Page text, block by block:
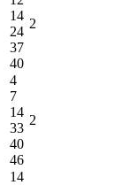
14
24
37
40
2
4
7
14
33
40
46
2
14